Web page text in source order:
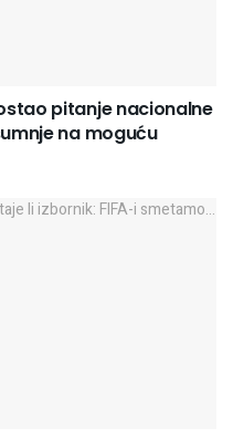
pitanje nacionalne
na moguću